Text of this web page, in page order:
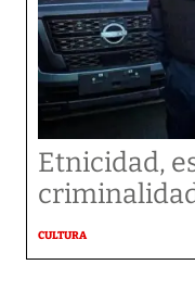
Etnicidad,
CULTURA